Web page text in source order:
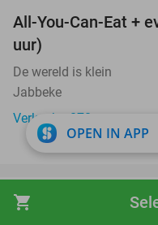
shopping_cart
All-You-Can-Eat +
uur)
De wereld is klein
Jabbeke
Verkocht: 878
Pokébowl + soep
OPEN IN APP